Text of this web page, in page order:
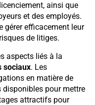
ainsi que
et des employés.
gérer efficacement leur
de litiges.
aspects liés à la
sociaux. Les
en matière de
pour mettre
attractifs pour